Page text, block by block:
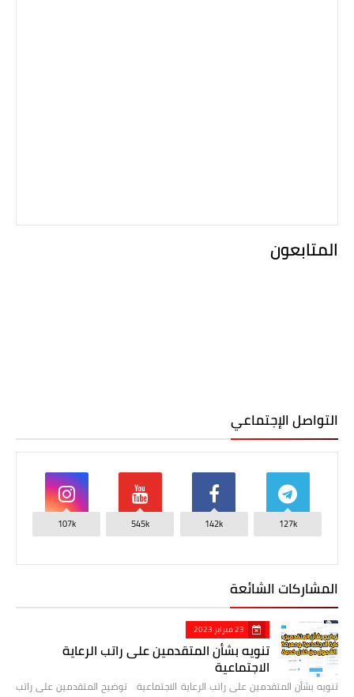
المتابعون
التواصل الإجتماعي
127k
142k
545k
107k
المشاركات الشائعة
23 فبراير 2023
تنويه بشأن المتقدمين على راتب الرعاية
الاجتماعية
تنويه بشأن المتقدمين على راتب الرعاية الاجتماعية توضيح المتقدمين على راتب